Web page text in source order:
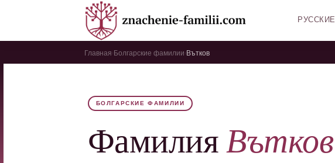
РУССКИЕ
Главная Болгарские фамилии Вътков
БОЛГАРСКИЕ ФАМИЛИИ
ФамилияВътков